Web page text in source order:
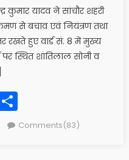
कुमार यादव ने सांचौर शहरी
से बचाव एवं नियंत्रण तथा
रखते हुए वार्ड सं. 8 में मुख्य
स्थित शांतिलाल सोनी व
Share
Comments(83)